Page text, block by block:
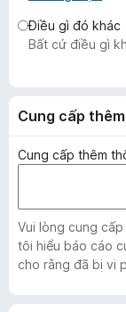
Điều gì đó khác
Bất cứ điều gì
Cung cấp
Cung cấp thêm
Vui lòng cung
tôi hiểu báo cáo
cho rằng đã bị vi